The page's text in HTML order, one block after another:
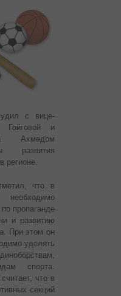
с вице-
Гойговой и
Ахмедом
развития
регионе.
что в
по пропаганде
и развитию
При этом он
уделять
спорта.
что в
секций